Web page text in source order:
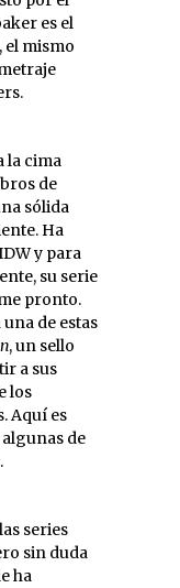
es el
el mismo
la cima
de
sólida
Ha
y para
su serie
pronto.
de estas
, un sello
a sus
los
Aquí es
de
series
sin duda
ha